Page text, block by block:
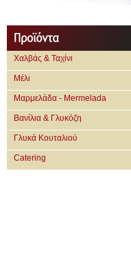
Χαλβάς & Ταχίνι
Μέλι
Μαρμελάδα - Mermelada
Βανίλια & Γλυκόζη
Γλυκά Κουταλιού
Catering